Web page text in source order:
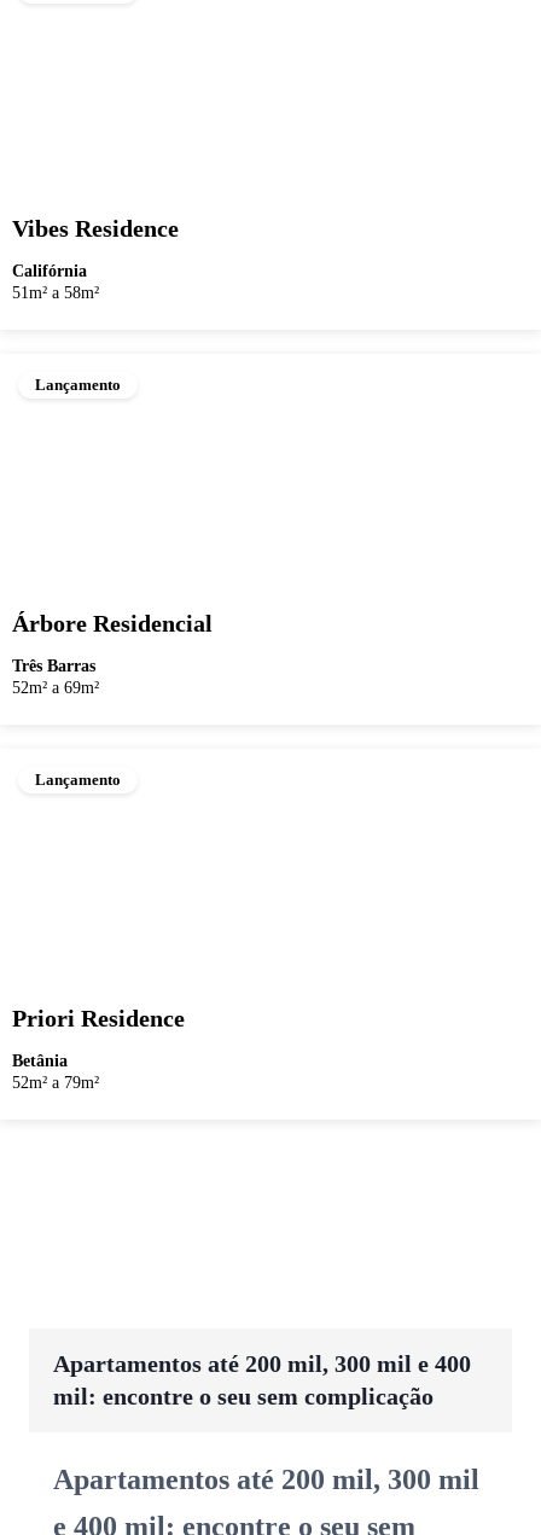
Vibes Residence
Califórnia
51m² a 58m²
Lançamento
Árbore Residencial
Três Barras
52m² a 69m²
Lançamento
Priori Residence
Betânia
52m² a 79m²
Apartamentos até 200 mil, 300 mil e 400
mil: encontre o seu sem complicação
Apartamentos até 200 mil, 300 mil
e 400 mil: encontre o seu sem